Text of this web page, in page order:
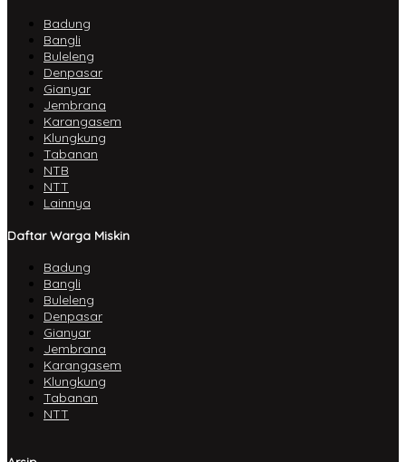
Badung
Bangli
Buleleng
Denpasar
Gianyar
Jembrana
Karangasem
Klungkung
Tabanan
NTB
NTT
Lainnya
Daftar Warga Miskin
Badung
Bangli
Buleleng
Denpasar
Gianyar
Jembrana
Karangasem
Klungkung
Tabanan
NTT